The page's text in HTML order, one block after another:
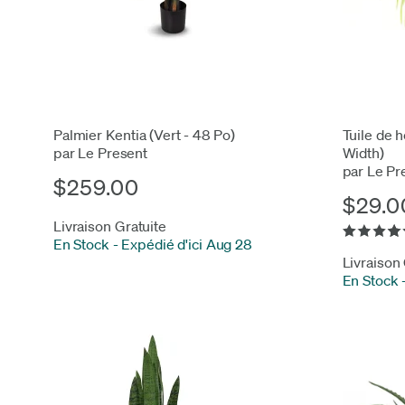
Palmier Kentia (Vert - 48 Po)
par Le Present
$259.00
Livraison Gratuite
En Stock - Expédié d'ici Aug 28
Tuile de
Width)
par Le
Livraison
En Stock